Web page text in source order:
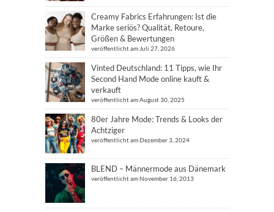
Creamy Fabrics Erfahrungen: Ist die
Marke seriös? Qualität, Retoure,
Größen & Bewertungen
veröffentlicht am Juli 27, 2026
Vinted Deutschland: 11 Tipps, wie Ihr
Second Hand Mode online kauft &
verkauft
veröffentlicht am August 30, 2025
80er Jahre Mode: Trends & Looks der
Achtziger
veröffentlicht am Dezember 3, 2024
BLEND – Männermode aus Dänemark
veröffentlicht am November 16, 2013